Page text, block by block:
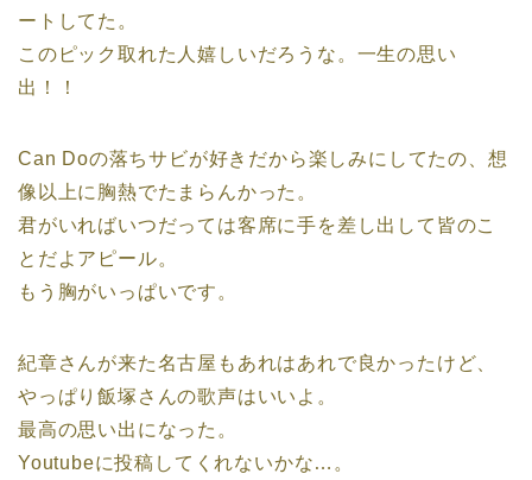
ートしてた。
このピック取れた人嬉しいだろうな。一生の思い
出！！
Can Doの落ちサビが好きだから楽しみにしてたの、想
像以上に胸熱でたまらんかった。
君がいればいつだっては客席に手を差し出して皆のこ
とだよアピール。
もう胸がいっぱいです。
紀章さんが来た名古屋もあれはあれで良かったけど、
やっぱり飯塚さんの歌声はいいよ。
最高の思い出になった。
Youtubeに投稿してくれないかな…。